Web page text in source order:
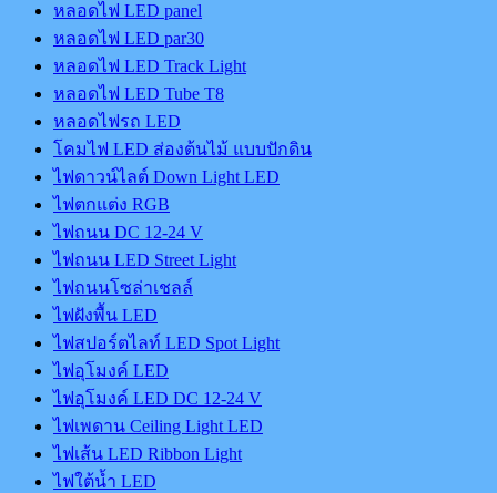
หลอดไฟ LED panel
หลอดไฟ LED par30
หลอดไฟ LED Track Light
หลอดไฟ LED Tube T8
หลอดไฟรถ LED
โคมไฟ LED ส่องต้นไม้ แบบปักดิน
ไฟดาวน์ไลต์ Down Light LED
ไฟตกแต่ง RGB
ไฟถนน DC 12-24 V
ไฟถนน LED Street Light
ไฟถนนโซล่าเชลล์
ไฟฝังพื้น LED
ไฟสปอร์ตไลท์ LED Spot Light
ไฟอุโมงค์ LED
ไฟอุโมงค์ LED DC 12-24 V
ไฟเพดาน Ceiling Light LED
ไฟเส้น LED Ribbon Light
ไฟใต้น้ำ LED